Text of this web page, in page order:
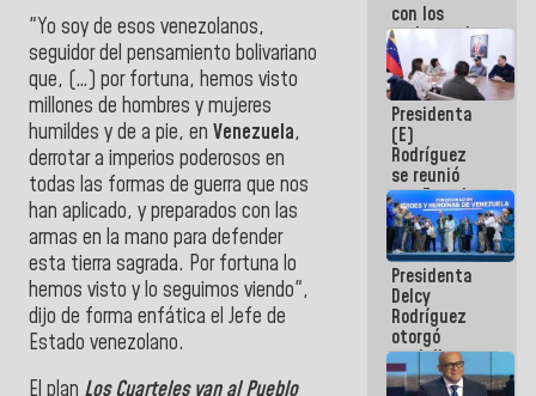
"Yo soy de esos venezolanos,
seguidor del pensamiento bolivariano
que, (…) por fortuna, hemos visto
millones de hombres y mujeres
humildes y de a pie, en Venezuela,
derrotar a imperios poderosos en
todas las formas de guerra que nos
han aplicado, y preparados con las
armas en la mano para defender
esta tierra sagrada. Por fortuna lo
hemos visto y lo seguimos viendo",
dijo de forma enfática el Jefe de
Estado venezolano.
con los
trabajos de
mantenimiento
e inspección
en la Línea 2
Presidenta
(E)
Rodríguez
se reunió
con Estado
Mayor
Eléctrico
para
abordar
planes de
acción
Presidenta
Delcy
Rodríguez
otorgó
medalla
"Héroe de